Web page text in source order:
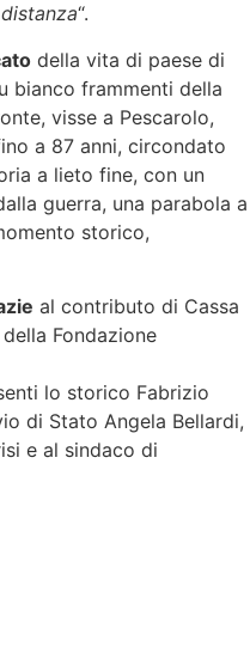
“.
della vita di paese di
bianco frammenti della
visse a Pescarolo,
a 87 anni, circondato
a lieto fine, con un
guerra, una parabola a
storico,
al contributo di Cassa
Fondazione
lo storico Fabrizio
di Stato Angela Bellardi,
e al sindaco di